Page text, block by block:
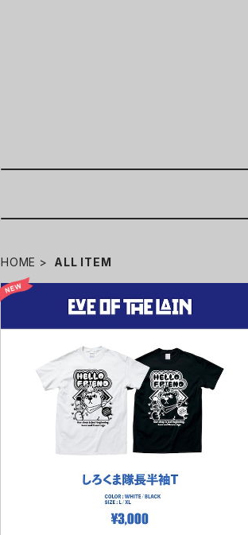
HOME ALL ITEM